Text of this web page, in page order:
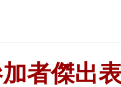
者傑出